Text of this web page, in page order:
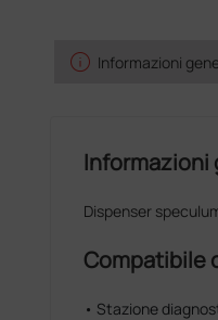
info Informazioni
Informazioni
Dispenser
Compatibile
• Stazione